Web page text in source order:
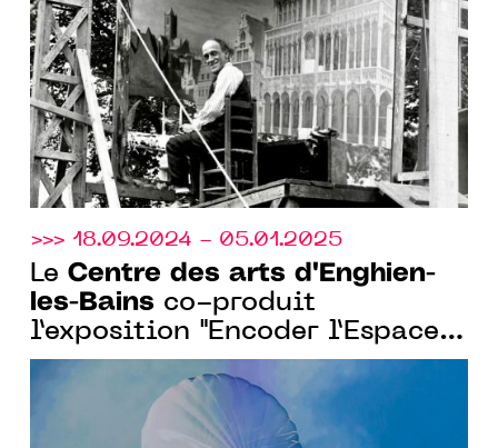
>>> 18.09.2024 - 05.01.2025
Le Centre des arts d'Enghien-
les-Bains co-produit
l’exposition "Encoder l’Espace"
avec l’Observatoire de l’Espace